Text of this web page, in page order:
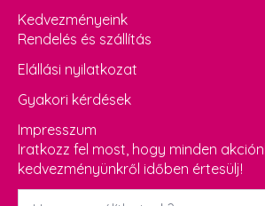
Kedvezményeink
Rendelés és szállítás
Elállási nyilatkozat
Gyakori kérdések
Impresszum
Iratkozz fel most, hogy minden
kedvezményünkről időben értesülj!
Név